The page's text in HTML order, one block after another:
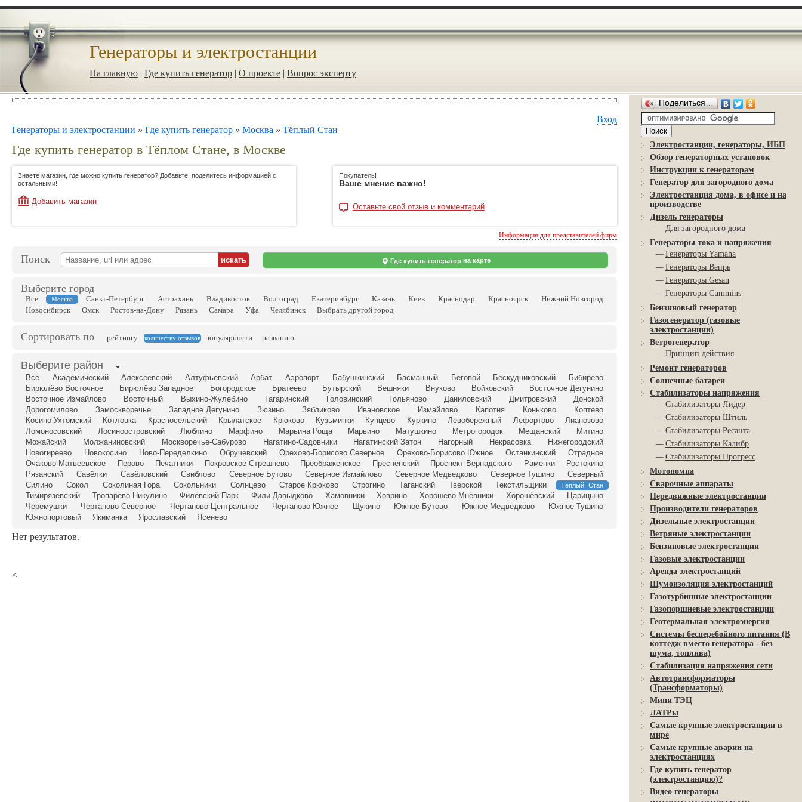
Генераторы и электростанции
На главную | Где купить генератор | О проекте | Вопрос эксперту
Вход
Генераторы и электростанции » Где купить генератор » Москва » Тёплый Стан
Где купить генератор в Тёплом Стане, в Москве
Знаете магазин, где можно купить генератор? Добавьте, поделитесь информацией с
остальными!
Добавить магазин
Покупатель!
Ваше мнение важно!
Оставьте свой отзыв и комментарий
Информация для представителей фирм
Поиск Где купить генераторна карте
Выберите город
Все Москва Санкт-Петербург Астрахань Владивосток Волгоград Екатеринбург Казань Киев Краснодар Красноярск
Нижний Новгород
Новосибирск
Омск Ростов-на-Дону Рязань Самара Уфа Челябинск Выбрать другой город
Сортировать по рейтингу количеству отзывов популярности названию
Выберите район
Все Академический Алексеевский Алтуфьевский Арбат Аэропорт Бабушкинский Басманный Беговой Бескудниковский
Бибирево
Бирюлёво Восточное
Бирюлёво Западное Богородское Братеево Бутырский Вешняки Внуково Войковский
Восточное Дегунино
Восточное Измайлово
Восточный Выхино-Жулебино Гагаринский Головинский Гольяново Даниловский Дмитровский
Донской
Дорогомилово
Замоскворечье Западное Дегунино Зюзино Зябликово Ивановское Измайлово Капотня Коньково
Коптево
Косино-Ухтомский
Котловка Красносельский Крылатское Крюково Кузьминки Кунцево Куркино Левобережный Лефортово
Лианозово
Ломоносовский
Лосиноостровский Люблино Марфино Марьина Роща Марьино Матушкино Метрогородок Мещанский
Митино
Можайский
Молжаниновский Москворечье-Сабурово Нагатино-Садовники Нагатинский Затон Нагорный Некрасовка
Нижегородский
Новогиреево
Новокосино Ново-Переделкино Обручевский Орехово-Борисово Северное Орехово-Борисово Южное Останкинский
Отрадное
Очаково-Матвеевское
Перово Печатники Покровское-Стрешнево Преображенское Пресненский Проспект Вернадского Раменки
Ростокино
Рязанский
Савёлки Савёловский Свиблово Северное Бутово Северное Измайлово Северное Медведково Северное Тушино
Северный
Силино
Сокол Соколиная Гора Сокольники Солнцево Старое Крюково Строгино Таганский Тверской Текстильщики Тёплый Стан
Тимирязевский Тропарёво-Никулино Филёвский Парк Фили-Давыдково Хамовники Ховрино Хорошёво-Мнёвники Хорошёвский
Царицыно
Черёмушки
Чертаново Северное Чертаново Центральное Чертаново Южное Щукино Южное Бутово Южное Медведково
Южное Тушино
Южнопортовый
Якиманка Ярославский Ясенево
Нет результатов.
<
Поделиться…
Электростанции, генераторы, ИБП
Обзор генераторных установок
Инструкции к генераторам
Генератор для загородного дома
Электростанция дома, в офисе и на
производстве
Дизель генераторы
— Для загородного дома
Генераторы тока и напряжения
— Генераторы Yamaha
— Генераторы Вепрь
— Генераторы Gesan
— Генераторы Cummins
Бензиновый генератор
Газогенератор (газовые
электростанции)
Ветрогенератор
— Принцип действия
Ремонт генераторов
Солнечные батареи
Стабилизаторы напряжения
— Стабилизаторы Лидер
— Стабилизаторы Штиль
— Стабилизаторы Ресанта
— Стабилизаторы Калибр
— Стабилизаторы Прогресс
Мотопомпа
Сварочные аппараты
Передвижные электростанции
Производители генераторов
Дизельные электростанции
Ветряные электростанции
Бензиновые электростанции
Газовые электростанции
Аренда электростанций
Шумоизоляция электростанций
Газотурбинные электростанции
Газопоршневые электростанции
Геотермальная электроэнергия
Системы бесперебойного питания (В
коттедж вместо генератора - без
шума, топлива)
Стабилизация напряжения сети
Автотрансформаторы
(Трансформаторы)
Мини ТЭЦ
ЛАТРы
Самые крупные электростанции в
мире
Самые крупные аварии на
электростанциях
Где купить генератор
(электростанцию)?
Видео генераторы